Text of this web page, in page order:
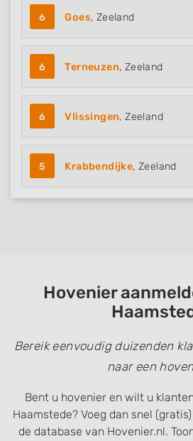
6 Goes, Zeeland
6 Terneuzen, Zeeland
6 Vlissingen, Zeeland
5 Krabbendijke, Zeeland
Hovenier
Bereik eenvoudig duizenden
naar een
Bent u hovenier en wilt u
Haamstede? Voeg dan snel
de database van Hovenier.nl.